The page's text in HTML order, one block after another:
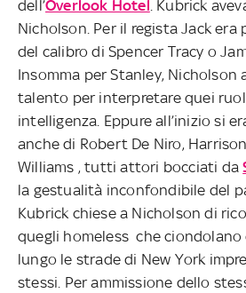
dell’Overlook Hotel. Kubrick
Nicholson. Per il regista Jack era
del calibro di Spencer Tracy o
Insomma per Stanley, Nicholson
talento per interpretare quei
intelligenza. Eppure all’inizio si
anche di Robert De Niro,
Williams , tutti attori bocciati da
la gestualità inconfondibile del
Kubrick chiese a Nicholson di
quegli homeless che ciondolano
lungo le strade di New York
stessi. Per ammissione dello